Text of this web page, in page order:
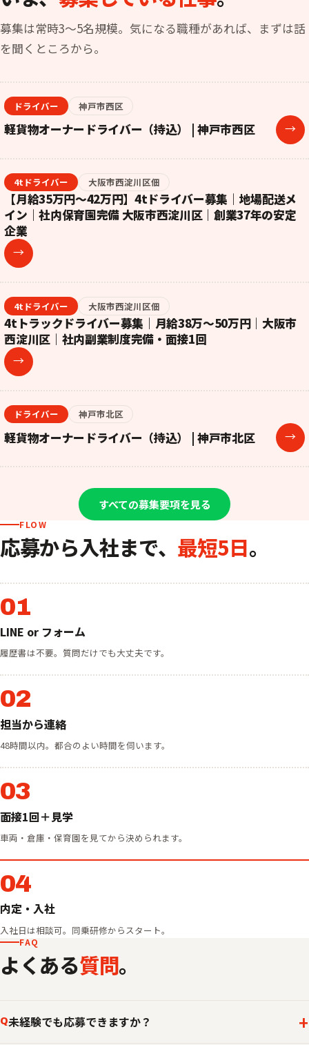
募集は常時3〜5名規模。気になる職種があれば、まずは話
を聞くところから。
ドライバー 神戸市西区
軽貨物オーナードライバー（持込） | 神戸市西区 →
4tドライバー 大阪市西淀川区佃
【月給35万円〜42万円】4tドライバー募集｜地場配送メ
イン｜社内保育園完備 大阪市西淀川区｜創業37年の安定
企業
→
4tドライバー 大阪市西淀川区佃
4tトラックドライバー募集｜月給38万〜50万円｜大阪市
西淀川区｜社内副業制度完備・面接1回
→
ドライバー 神戸市北区
軽貨物オーナードライバー（持込） | 神戸市北区 →
すべての募集要項を見る
FLOW
応募から入社まで、 最短5日。
01
LINE or フォーム
履歴書は不要。質問だけでも大丈夫です。
02
担当から連絡
48時間以内。都合のよい時間を伺います。
03
面接1回＋見学
車両・倉庫・保育園を見てから決められます。
04
内定・入社
入社日は相談可。同乗研修からスタート。
FAQ
よくある質問。
Q未経験でも応募できますか？